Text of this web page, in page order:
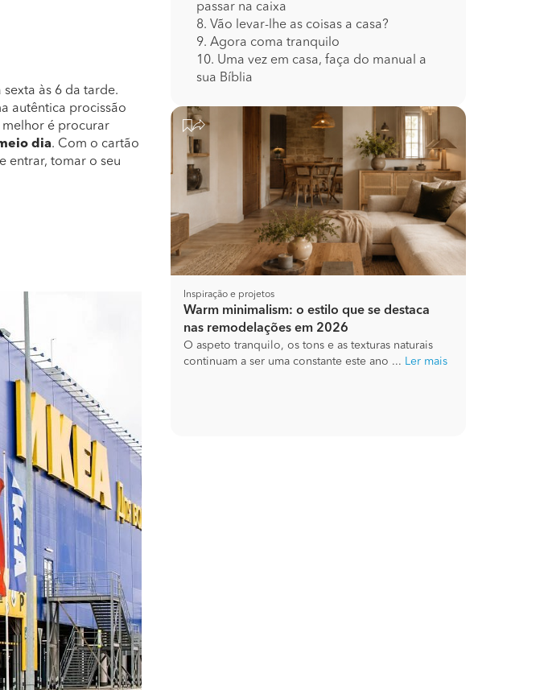
às 6 da tarde.
autêntica procissão
melhor é procurar
dia. Com o cartão
entrar, tomar o seu
passar na caixa
8. Vão levar-lhe as coisas a casa?
9. Agora coma tranquilo
10. Uma vez em casa, faça do manual a
sua Bíblia
Inspiração e projetos
Warm minimalism: o estilo que se destaca
nas remodelações em 2026
O aspeto tranquilo, os tons e as texturas naturais
continuam a ser uma constante este ano ... Ler mais